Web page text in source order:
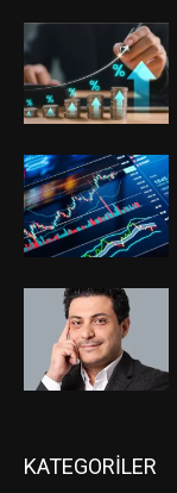
KATEGORİLER